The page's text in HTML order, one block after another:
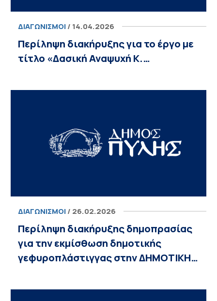
ΔΙΑΓΩΝΙΣΜΟΊ/ 14.04.2026
Περίληψη διακήρυξης για το έργο με
τίτλο «Δασική Αναψυχή Κ.…
ΔΙΑΓΩΝΙΣΜΟΊ/ 26.02.2026
Περίληψη διακήρυξης δημοπρασίας
για την εκμίσθωση δημοτικής
γεφυροπλάστιγγας στην ΔΗΜΟΤΙΚΗ…